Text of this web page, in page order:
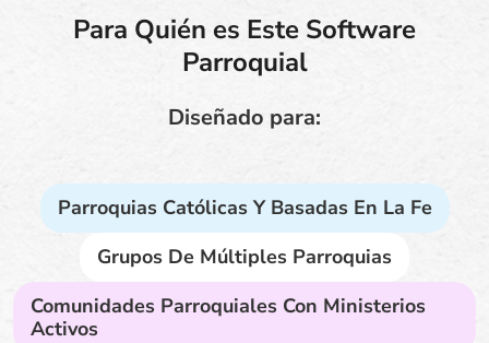
Para Quién es Este Software
Parroquial
Diseñado para:
Parroquias Católicas Y Basadas En La Fe
Grupos De Múltiples Parroquias
Comunidades Parroquiales Con Ministerios
Activos